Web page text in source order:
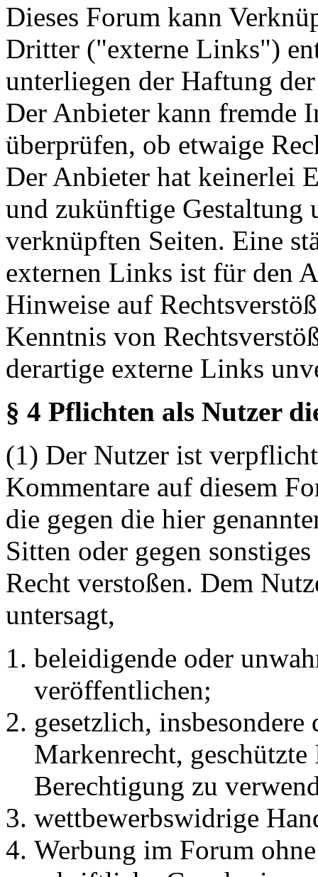
Dieses Forum kann
Dritter ("externe Links")
unterliegen der Haftung
Der Anbieter kann fremde
überprüfen, ob etwaige
Der Anbieter hat keinerlei
und zukünftige Gestaltung
verknüpften Seiten. Eine
externen Links ist für den
Hinweise auf
Kenntnis von
derartige externe Links
§ 4 Pflichten als Nutzer
(1) Der Nutzer ist
Kommentare auf diesem
die gegen die hier
Sitten oder gegen
Recht verstoßen. Dem
untersagt,
beleidigende oder
veröffentlichen;
gesetzlich,
Markenrecht, geschützte
Berechtigung zu
wettbewerbswidrige
Werbung im Forum